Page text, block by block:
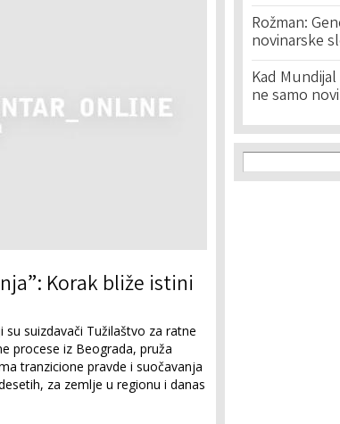
Korak bliže istini
su suizdavači Tužilaštvo za ratne
procese iz Beograda, pruža
tranzicione pravde i suočavanja
za zemlje u regionu i danas
Rožman:
novinarske
Kad
ne samo
Search
Search